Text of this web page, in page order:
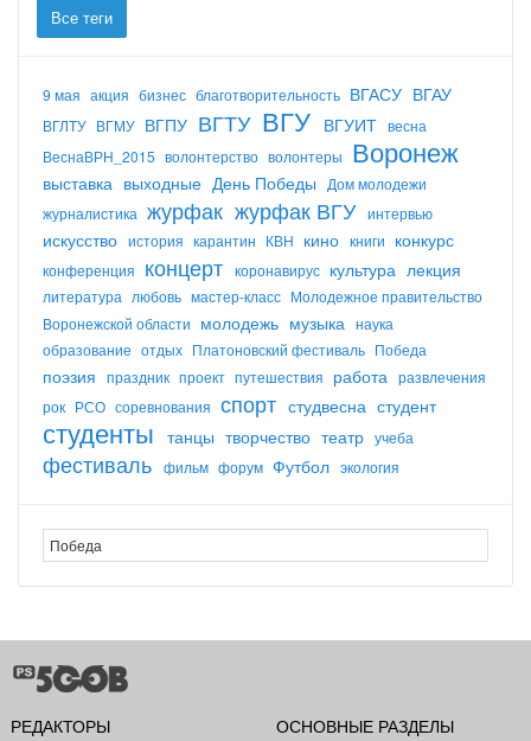
Все теги
9 мая акция бизнес благотворительность ВГАСУ ВГАУ
ВГЛТУ ВГМУ ВГПУ ВГТУ ВГУ ВГУИТ весна
ВеснаВРН_2015 волонтерство волонтеры Воронеж
выставка выходные День Победы
Дом молодежи
журналистика журфак журфак ВГУ интервью
искусство история карантин КВН кино книги конкурс
конференция концерт коронавирус культура лекция
литература любовь мастер-класс Молодежное правительство
Воронежской области молодежь музыка наука
образование отдых Платоновский фестиваль Победа
поэзия праздник проект путешествия работа развлечения
рок РСО соревнования спорт студвесна студент
студенты танцы творчество театр учеба
фестиваль фильм форум Футбол экология
РЕДАКТОРЫ ОСНОВНЫЕ РАЗДЕЛЫ